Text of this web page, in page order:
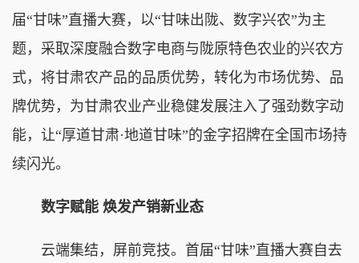
届“甘味”直播大赛，以“甘味出陇、数字兴农”为主
题，采取深度融合数字电商与陇原特色农业的兴农方
式，将甘肃农产品的品质优势，转化为市场优势、品
牌优势，为甘肃农业产业稳健发展注入了强劲数字动
能，让“厚道甘肃·地道甘味”的金字招牌在全国市场持
续闪光。
数字赋能 焕发产销新业态
云端集结，屏前竞技。首届“甘味”直播大赛自去